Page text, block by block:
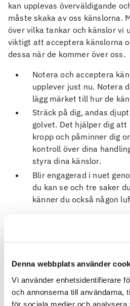
Denna webbplats använder
Vi använder enhetsidentifierare
och annonserna till användarna,
för sociala medier och analysera
kan upplevas överväldigande
måste skaka av oss känslorna.
över vilka tankar och känslor vi
viktigt att acceptera känslorna
dessa när de kommer över oss.
Notera och acceptera
upplever just nu. Notera
lägg märket till hur de
Sträck på dig, andas
golvet. Det hjälper dig
kropp och påminner dig
kontroll över dina
styra dina känslor.
Blir engagerad i nuet
du kan se och tre saker
känner du också någon
Spontana tankar och känslor
som känns rätt i stunden, men
googla överdrivet mycket, gräla
dämpa känslor med mat eller
dina tankar och känslor utan